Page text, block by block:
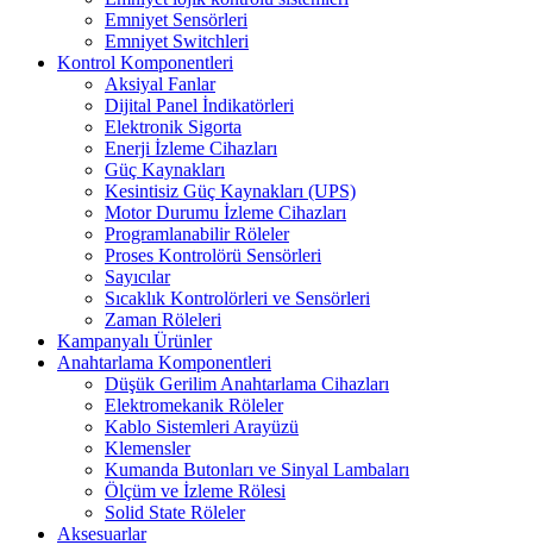
Emniyet Sensörleri
Emniyet Switchleri
Kontrol Komponentleri
Aksiyal Fanlar
Dijital Panel İndikatörleri
Elektronik Sigorta
Enerji İzleme Cihazları
Güç Kaynakları
Kesintisiz Güç Kaynakları (UPS)
Motor Durumu İzleme Cihazları
Programlanabilir Röleler
Proses Kontrolörü Sensörleri
Sayıcılar
Sıcaklık Kontrolörleri ve Sensörleri
Zaman Röleleri
Kampanyalı Ürünler
Anahtarlama Komponentleri
Düşük Gerilim Anahtarlama Cihazları
Elektromekanik Röleler
Kablo Sistemleri Arayüzü
Klemensler
Kumanda Butonları ve Sinyal Lambaları
Ölçüm ve İzleme Rölesi
Solid State Röleler
Aksesuarlar